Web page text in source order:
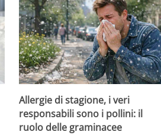
Allergie di stagione, i veri
responsabili sono i pollini: il
ruolo delle graminacee